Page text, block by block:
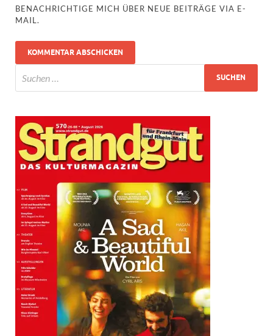
BENACHRICHTIGE MICH ÜBER NEUE BEITRÄGE VIA E-
MAIL.